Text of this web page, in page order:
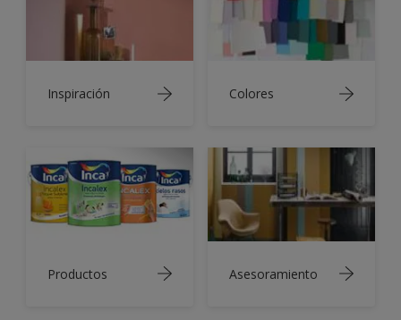
Inspiración Colores
Productos Asesoramiento